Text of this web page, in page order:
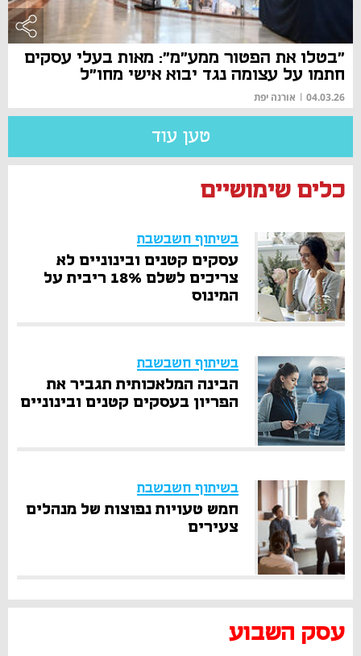
"בטלו את הפטור ממע"מ": מאות בעלי עסקים
חתמו על עצומה נגד יבוא אישי מחו"ל
04.03.26
| אורנה יפת
טען עוד
כלים שימושיים
בשיתוף חשבשבת
עסקים קטנים ובינוניים לא
צריכים לשלם 18% ריבית על
המינוס
בשיתוף חשבשבת
הבינה המלאכותית תגביר את
הפריון בעסקים קטנים ובינוניים
בשיתוף חשבשבת
חמש טעויות נפוצות של מנהלים
צעירים
עסק השבוע